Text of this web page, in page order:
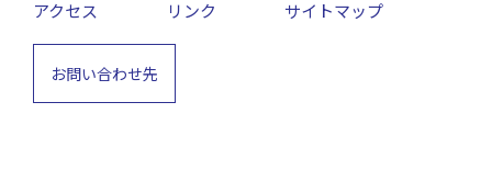
アクセス リンク サイトマップ
お問い合わせ先